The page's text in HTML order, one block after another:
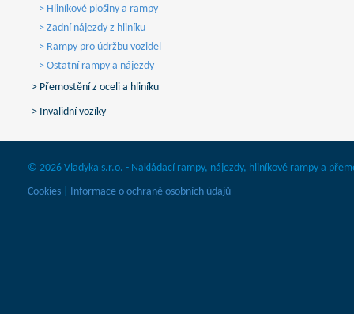
> Hliníkové plošiny a rampy
> Zadní nájezdy z hliníku
> Rampy pro údržbu vozidel
> Ostatní rampy a nájezdy
> Přemostění z oceli a hliníku
> Invalidní vozíky
© 2026 Vladyka s.r.o. - Nakládací rampy, nájezdy, hliníkové rampy a
Cookies
Informace o ochraně osobních údajů